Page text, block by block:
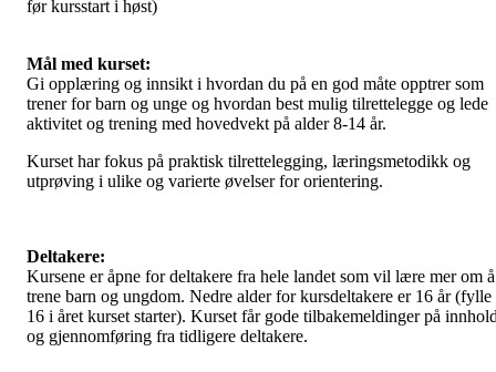
før kursstart i høst)
Mål med kurset:
Gi opplæring og innsikt i hvordan du på en god måte opptrer som
trener for barn og unge og hvordan best mulig tilrettelegge og lede
aktivitet og trening med hovedvekt på alder 8-14 år.
Kurset har fokus på praktisk tilrettelegging, læringsmetodikk og
utprøving i ulike og varierte øvelser for orientering.
Deltakere:
Kursene er åpne for deltakere fra hele landet som vil lære mer om å
trene barn og ungdom. Nedre alder for kursdeltakere er 16 år (fylle
16 i året kurset starter). Kurset får gode tilbakemeldinger på
og gjennomføring fra tidligere deltakere.